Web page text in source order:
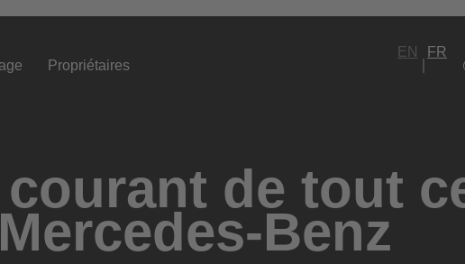
Propriétaires
EN
FR
courant de tout
Benz